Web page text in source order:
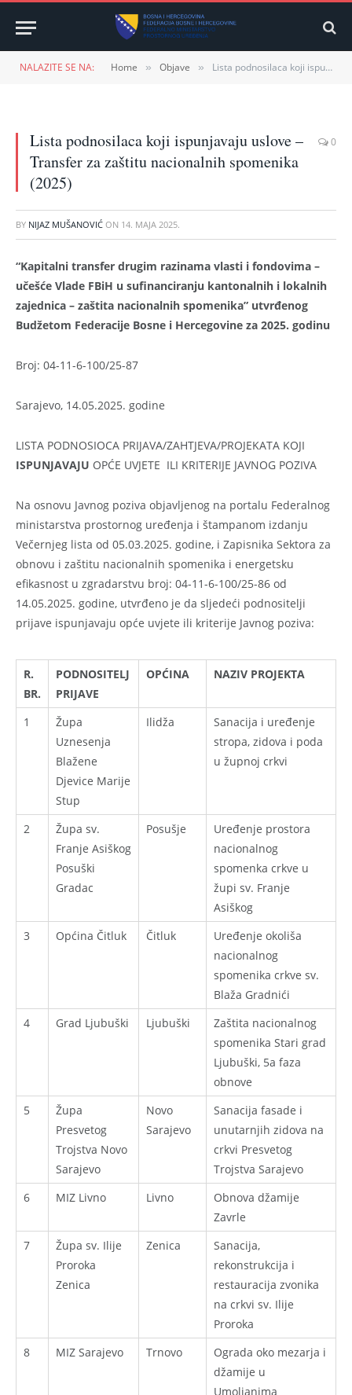
NALAZITE SE NA: Home » Objave » Lista podnosilaca koji ispunjavaju uslove – Transfer za zaštitu nacionalnih spomenika (2025)
Lista podnosilaca koji ispunjavaju uslove –
Transfer za zaštitu nacionalnih spomenika
(2025)
0
BY NIJAZ MUŠANOVIĆ ON 14. MAJA 2025.
“Kapitalni transfer drugim razinama vlasti i fondovima –
učešće Vlade FBiH u sufinanciranju kantonalnih i lokalnih
zajednica – zaštita nacionalnih spomenika” utvrđenog
Budžetom Federacije Bosne i Hercegovine za 2025. godinu
Broj: 04-11-6-100/25-87
Sarajevo, 14.05.2025. godine
LISTA PODNOSIOCA PRIJAVA/ZAHTJEVA/PROJEKATA KOJI
ISPUNJAVAJU OPĆE UVJETE ILI KRITERIJE JAVNOG POZIVA
Na osnovu Javnog poziva objavljenog na portalu Federalnog
ministarstva prostornog uređenja i štampanom izdanju
Večernjeg lista od 05.03.2025. godine, i Zapisnika Sektora za
obnovu i zaštitu nacionalnih spomenika i energetsku
efikasnost u zgradarstvu broj: 04-11-6-100/25-86 od
14.05.2025. godine, utvrđeno je da sljedeći podnositelji
prijave ispunjavaju opće uvjete ili kriterije Javnog poziva:
R.
BR.
PODNOSITELJ
PRIJAVE
OPĆINA NAZIV PROJEKTA
1
Župa
Uznesenja
Blažene
Djevice Marije
Stup
Ilidža
Sanacija i uređenje
stropa, zidova i poda
u župnoj crkvi
2
Župa sv.
Franje Asiškog
Posuški
Gradac
Posušje
Uređenje prostora
nacionalnog
spomenka crkve u
župi sv. Franje
Asiškog
3
Općina Čitluk Čitluk
Uređenje okoliša
nacionalnog
spomenika crkve sv.
Blaža Gradnići
4
Grad Ljubuški Ljubuški
Zaštita nacionalnog
spomenika Stari grad
Ljubuški, 5a faza
obnove
5
Župa
Presvetog
Trojstva Novo
Sarajevo
Novo
Sarajevo
Sanacija fasade i
unutarnjih zidova na
crkvi Presvetog
Trojstva Sarajevo
6
MIZ Livno Livno
Obnova džamije
Zavrle
7
Župa sv. Ilije
Proroka
Zenica
Zenica
Sanacija,
rekonstrukcija i
restauracija zvonika
na crkvi sv. Ilije
Proroka
8
MIZ Sarajevo Trnovo
Ograda oko mezarja i
džamije u
Umoljanima